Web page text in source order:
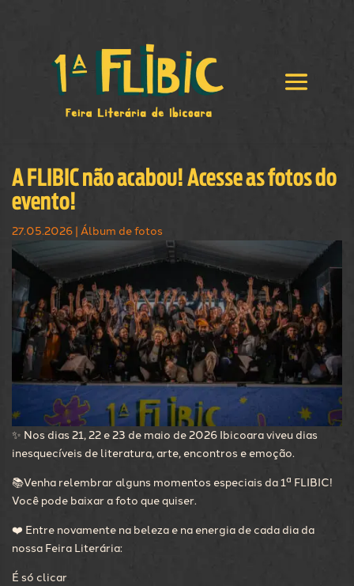
A FLIBIC não acabou! Acesse as fotos do
evento!
27.05.2026 | Álbum de fotos
✨ Nos dias 21, 22 e 23 de maio de 2026 Ibicoara viveu dias
inesquecíveis de literatura, arte, encontros e emoção.
📚Venha relembrar alguns momentos especiais da 1ª FLIBIC!
Você pode baixar a foto que quiser.
❤️ Entre novamente na beleza e na energia de cada dia da
nossa Feira Literária:
É só clicar